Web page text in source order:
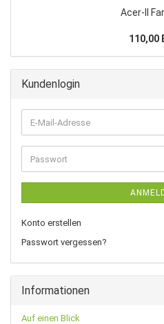
Acer-II
110,00
Kundenlogin
E-
Mail-
Adresse
Passwort
Konto erstellen
Passwort vergessen?
Informationen
Auf einen Blick